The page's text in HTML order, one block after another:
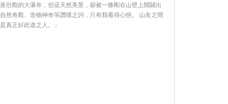
壯觀的大瀑布，但這天然美景，卻被一條剛在山壁上開闢出
然奇觀、造物神奇等讚嘆之詞，只有我看得心悒。 山友之間
真正好此道之人。」